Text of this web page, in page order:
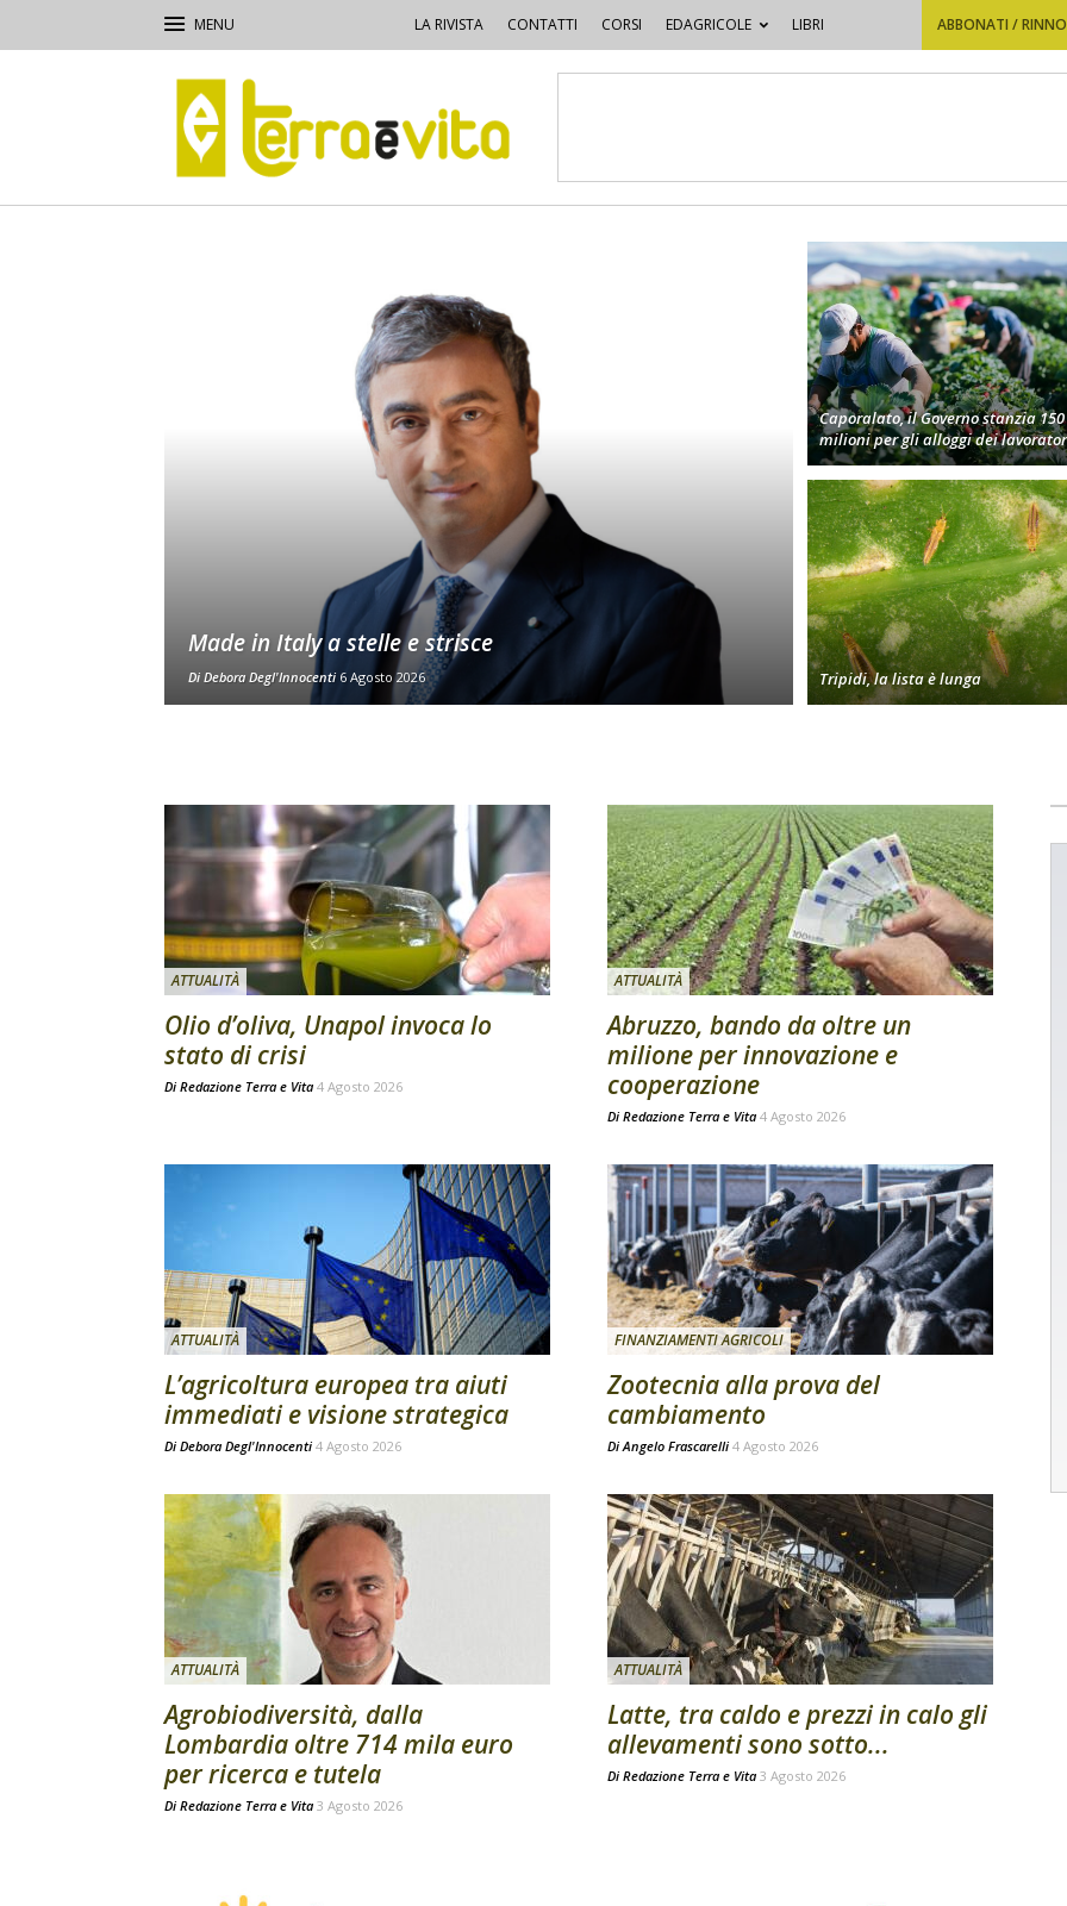
LA RIVISTA CONTATTI CORSI EDAGRICOLE LIBRI ABBONATI /
e
Vita
Made in Italy a stelle e strisce
Di Debora Degl'Innocenti 6 Agosto 2026
Caporalato, il Governo stanzia 150
milioni per gli alloggi dei
Tripidi, la lista è lunga
ATTUALITÀ
Olio d’oliva, Unapol invoca lo
stato di crisi
Di Redazione Terra e Vita 4 Agosto 2026
ATTUALITÀ
Abruzzo, bando da oltre un
milione per innovazione e
cooperazione
Di Redazione Terra e Vita 4 Agosto 2026
ATTUALITÀ
L’agricoltura europea tra aiuti
immediati e visione strategica
Di Debora Degl'Innocenti 4 Agosto 2026
FINANZIAMENTI AGRICOLI
Zootecnia alla prova del
cambiamento
Di Angelo Frascarelli 4 Agosto 2026
ATTUALITÀ
Agrobiodiversità, dalla
Lombardia oltre 714 mila euro
per ricerca e tutela
Di Redazione Terra e Vita 3 Agosto 2026
ATTUALITÀ
Latte, tra caldo e prezzi in calo gli
allevamenti sono sotto...
Di Redazione Terra e Vita 3 Agosto 2026